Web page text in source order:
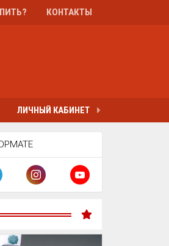
КОНТАКТЫ
ЛИЧНЫЙ КАБИНЕТ